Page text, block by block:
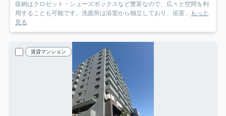
収納はクロゼット・シューズボックスなど豊富なので、広々と空間を利
用することも可能です。洗面所は浴室から独立しており、浴室... もっと
見る
賃貸マンション